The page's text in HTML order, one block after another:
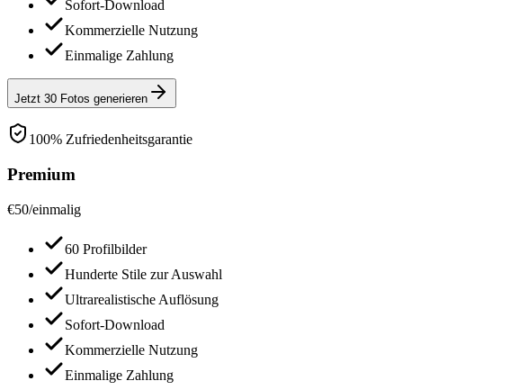
Sofort-Download
Kommerzielle Nutzung
Einmalige Zahlung
Jetzt 30 Fotos generieren
100% Zufriedenheitsgarantie
Premium
€50/einmalig
60 Profilbilder
Hunderte Stile zur Auswahl
Ultrarealistische Auflösung
Sofort-Download
Kommerzielle Nutzung
Einmalige Zahlung